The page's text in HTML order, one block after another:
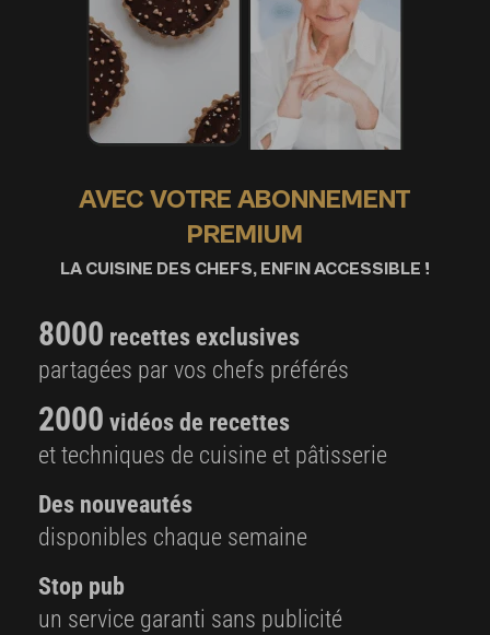
AVEC VOTRE ABONNEMENT
PREMIUM
LA CUISINE DES CHEFS, ENFIN ACCESSIBLE !
8000 recettes exclusives
partagées par vos chefs préférés
2000 vidéos de recettes
et techniques de cuisine et pâtisserie
Des nouveautés
disponibles chaque semaine
Stop pub
un service garanti sans publicité